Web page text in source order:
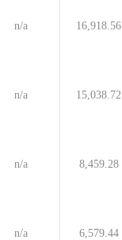
n/a 16,918.56
n/a 15,038.72
n/a 8,459.28
n/a 6,579.44